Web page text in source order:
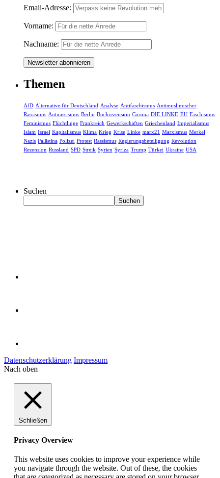
Email-Adresse:
Vorname:
Nachname:
Themen
AfD Alternative für Deutschland Analyse Antifaschismus Antimuslimischer
Rassismus Antirassismus Berlin Buchrezension Corona DIE LINKE EU Faschismus
Feminismus Flüchtlinge Frankreich Gewerkschaften Griechenland Imperialismus
Islam Israel Kapitalismus Klima Krieg Krise Linke marx21 Marxismus Merkel
Nazis Palästina Polizei Protest Rassismus Regierungsbeteiligung Revolution
Rezension Russland SPD Streik Syrien Syriza Trump Türkei Ukraine USA
Suchen
Suchen
Datenschutzerklärung Impressum
Nach oben
Schließen
Privacy Overview
This website uses cookies to improve your experience while
you navigate through the website. Out of these, the cookies